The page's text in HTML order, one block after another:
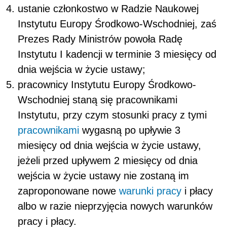
ustanie członkostwo w Radzie Naukowej
Instytutu Europy Środkowo-Wschodniej, zaś
Prezes Rady Ministrów powoła Radę
Instytutu I kadencji w terminie 3 miesięcy od
dnia wejścia w życie ustawy;
pracownicy Instytutu Europy Środkowo-
Wschodniej staną się pracownikami
Instytutu, przy czym stosunki pracy z tymi
pracownikami wygasną po upływie 3
miesięcy od dnia wejścia w życie ustawy,
jeżeli przed upływem 2 miesięcy od dnia
wejścia w życie ustawy nie zostaną im
zaproponowane nowe warunki pracy i płacy
albo w razie nieprzyjęcia nowych warunków
pracy i płacy.